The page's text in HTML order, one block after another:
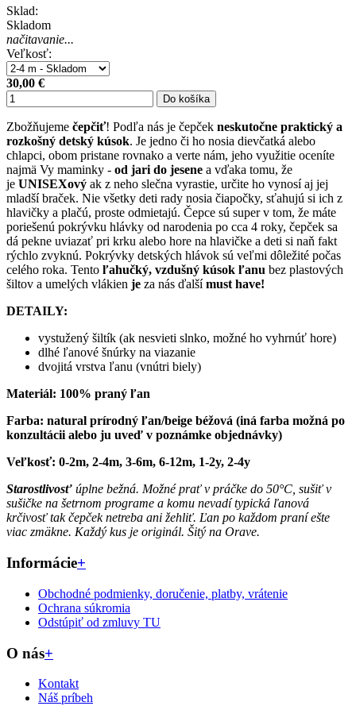
Sklad:
Skladom
načitavanie...
Veľkosť:
30,00 €
Do košíka
Zbožňujeme čepčiť! Podľa nás je čepček neskutočne praktický a
rozkošný detský kúsok. Je jedno či ho nosia dievčatká alebo
chlapci, obom pristane rovnako a verte nám, jeho využitie oceníte
najmä Vy maminky - od jari do jesene a vďaka tomu, že
je UNISEXový ak z neho slečna vyrastie, určite ho vynosí aj jej
mladší braček. Nie všetky deti rady nosia čiapočky, sťahujú si ich z
hlavičky a plačú, proste odmietajú. Čepce sú super v tom, že máte
poriešenú pokrývku hlávky od narodenia po cca 4 roky, čepček sa
dá pekne uviazať pri krku alebo hore na hlavičke a deti si naň fakt
rýchlo zvyknú. Pokrývky detských hlávok sú veľmi dôležité počas
celého roka. Tento ľahučký, vzdušný kúsok ľanu bez plastových
šiltov a umelých vlákien je za nás ďalší must have!
DETAILY:
vystužený šiltík (ak nesvieti slnko, možné ho vyhrnúť hore)
dlhé ľanové šnúrky na viazanie
dvojitá vrstva ľanu (vnútri biely)
Materiál: 100% praný ľan
Farba: natural prírodný ľan/beige béžová (iná farba možná po
konzultácii alebo ju uveď v poznámke objednávky)
Veľkosť: 0-2m, 2-4m, 3-6m, 6-12m, 1-2y, 2-4y
Starostlivosť úplne bežná. Možné prať v práčke do 50°C, sušiť v
sušičke na šetrnom programe a komu nevadí typická ľanová
krčivosť tak čepček netreba ani žehliť. Ľan po každom praní ešte
viac zmäkne. Každý kus je originál. Šitý na Orave.
Informácie+
Obchodné podmienky, doručenie, platby, vrátenie
Ochrana súkromia
Odstúpiť od zmluvy TU
O nás+
Kontakt
Náš príbeh